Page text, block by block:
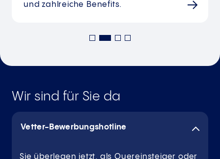
und zahlreiche Benefits.
Wir sind für Sie da
Vetter-Bewerbungshotline
Sie überlegen jetzt, als Quereinsteiger oder